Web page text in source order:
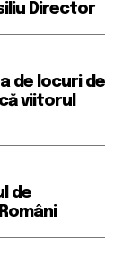
Director
de locuri de
viitorul
de